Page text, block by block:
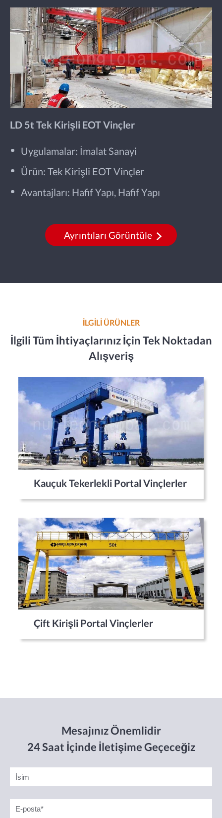
LD 5t Tek Kirişli EOT Vinçler
Uygulamalar: İmalat Sanayi
Ürün: Tek Kirişli EOT Vinçler
Avantajları: Hafif Yapı, Hafif Yapı
Ayrıntıları Görüntüle
İLGİLİ ÜRÜNLER
İlgili Tüm İhtiyaçlarınız İçin Tek Noktadan
Alışveriş
Kauçuk Tekerlekli Portal Vinçlerler
Çift Kirişli Portal Vinçlerler
Mesajınız Önemlidir
24 Saat İçinde İletişime Geçeceğiz